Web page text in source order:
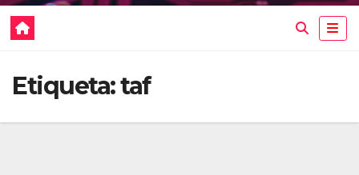
Etiqueta:taf